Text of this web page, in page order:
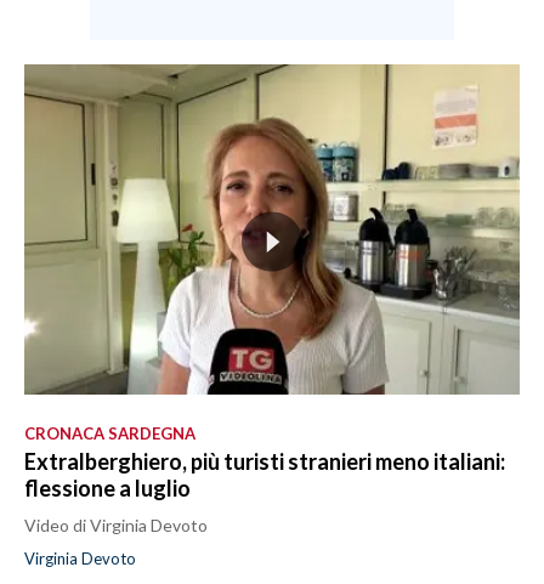
CRONACA SARDEGNA
Extralberghiero, più turisti stranieri meno italiani:
flessione a luglio
Video di Virginia Devoto
Virginia Devoto